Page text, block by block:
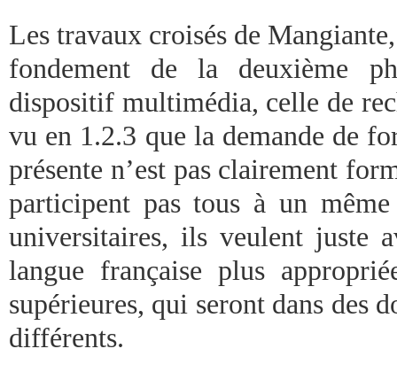
Les travaux croisés de
fondement de la deuxième
dispositif multimédia, celle de
vu en 1.2.3 que la demande de
présente n’est pas clairement
participent pas tous à un même
universitaires, ils veulent juste
langue française plus
supérieures, qui seront dans des
différents.